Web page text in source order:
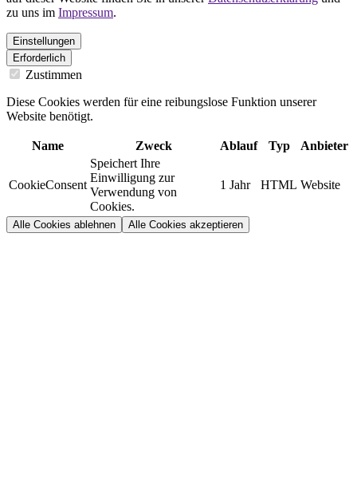
zu uns im Impressum.
Einstellungen
Erforderlich
Zustimmen
Diese Cookies werden für eine reibungslose Funktion unserer
Website benötigt.
Name Zweck Ablauf Typ Anbieter
CookieConsent
Speichert Ihre
Einwilligung zur
Verwendung von
Cookies.
1 Jahr HTML Website
Alle Cookies ablehnen Alle Cookies akzeptieren